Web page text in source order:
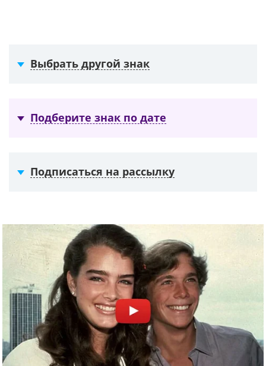
Выбрать другой знак
Подберите знак по дате
Подписаться на рассылку